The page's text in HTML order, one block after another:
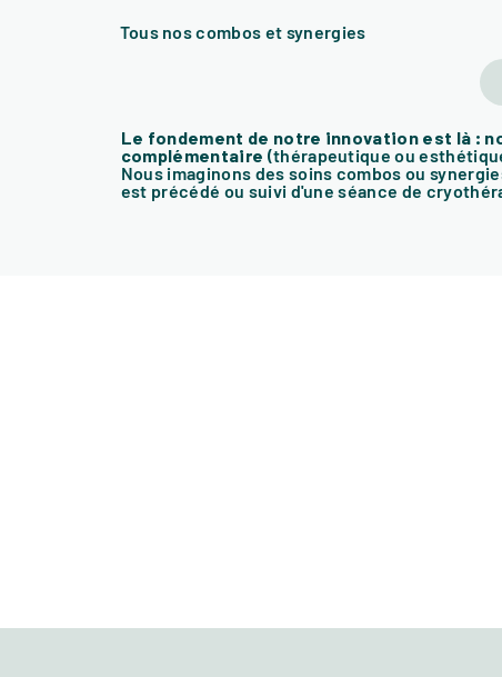
Tous nos combos et synergies
Le fondement de notre innovation est là :
complémentaire (thérapeutique ou
Nous imaginons des soins combos ou
est précédé ou suivi d'une séance de